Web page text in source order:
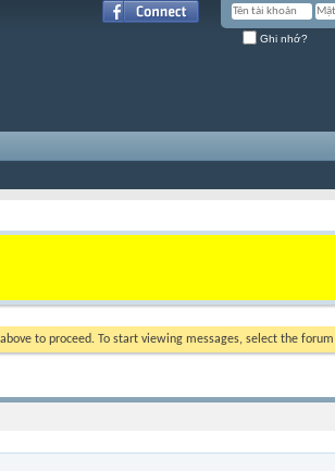
Ghi nhớ?
to proceed. To start viewing messages, select the